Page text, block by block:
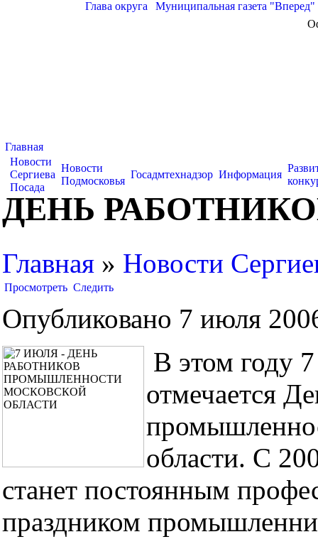
Глава округа Муниципальная газета "Вперед"
Главная
Новости
Сергиева
Посада
Новости
Подмосковья
Госадмтехнадзор Информация
ДЕНЬ
Главная » Новости
Просмотреть Следить
Опубликовано 7 июля
В этом году
отмечается
области. С
станет постоянным
праздником